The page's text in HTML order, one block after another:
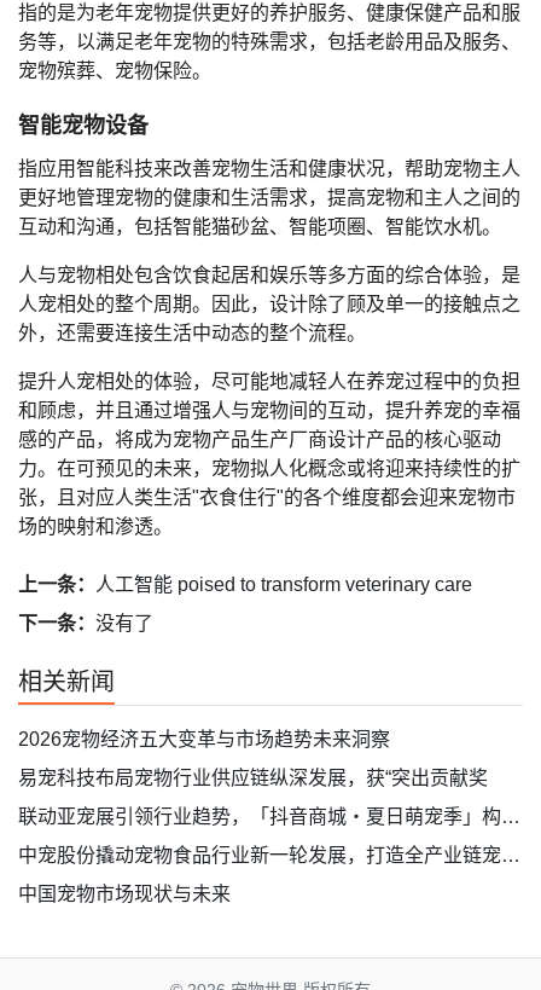
指的是为老年宠物提供更好的养护服务、健康保健产品和服
务等，以满足老年宠物的特殊需求，包括老龄用品及服务、
宠物殡葬、宠物保险。
智能宠物设备
指应用智能科技来改善宠物生活和健康状况，帮助宠物主人
更好地管理宠物的健康和生活需求，提高宠物和主人之间的
互动和沟通，包括智能猫砂盆、智能项圈、智能饮水机。
人与宠物相处包含饮食起居和娱乐等多方面的综合体验，是
人宠相处的整个周期。因此，设计除了顾及单一的接触点之
外，还需要连接生活中动态的整个流程。
提升人宠相处的体验，尽可能地减轻人在养宠过程中的负担
和顾虑，并且通过增强人与宠物间的互动，提升养宠的幸福
感的产品，将成为宠物产品生产厂商设计产品的核心驱动
力。在可预见的未来，宠物拟人化概念或将迎来持续性的扩
张，且对应人类生活"衣食住行"的各个维度都会迎来宠物市
场的映射和渗透。
上一条：
人工智能 poised to transform veterinary care
下一条： 没有了
相关新闻
2026宠物经济五大变革与市场趋势未来洞察
易宠科技布局宠物行业供应链纵深发展，获“突出贡献奖
联动亚宠展引领行业趋势，「抖音商城・夏日萌宠季」构建宠物营销新场景
中宠股份撬动宠物食品行业新一轮发展，打造全产业链宠物食品企业
中国宠物市场现状与未来